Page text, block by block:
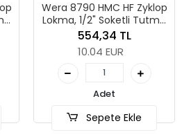
Wera 8790 HMC HF Zyklop
Lokma, 1/2" Soketli Tutma
Fonksiyonlu, 16 x 37 mm
554,34 TL
10.04 EUR
Adet
Sepete Ekle